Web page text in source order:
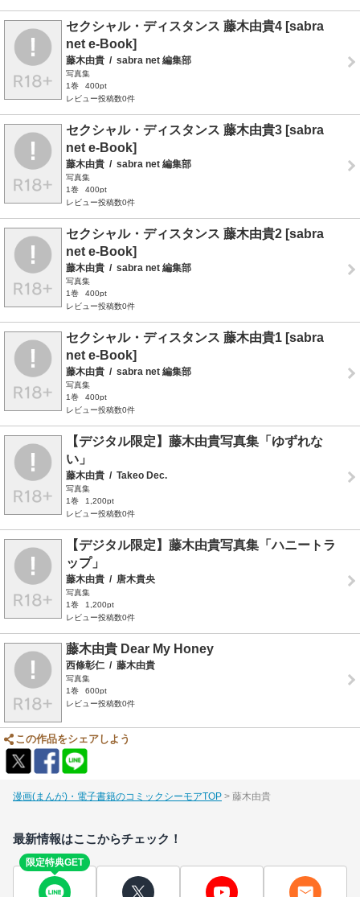
セクシャル・ディスタンス 藤木由貴4 [sabra
net e-Book]
藤木由貴 / sabra net 編集部
写真集
1巻
400pt
レビュー投稿数0件
セクシャル・ディスタンス 藤木由貴3 [sabra
net e-Book]
藤木由貴 / sabra net 編集部
写真集
1巻
400pt
レビュー投稿数0件
セクシャル・ディスタンス 藤木由貴2 [sabra
net e-Book]
藤木由貴 / sabra net 編集部
写真集
1巻
400pt
レビュー投稿数0件
セクシャル・ディスタンス 藤木由貴1 [sabra
net e-Book]
藤木由貴 / sabra net 編集部
写真集
1巻
400pt
レビュー投稿数0件
【デジタル限定】藤木由貴写真集「ゆずれな
い」
藤木由貴 / Takeo Dec.
写真集
1巻
1,200pt
レビュー投稿数0件
【デジタル限定】藤木由貴写真集「ハニートラ
ップ」
藤木由貴 / 唐木貴央
写真集
1巻
1,200pt
レビュー投稿数0件
藤木由貴 Dear My Honey
西條彰仁 / 藤木由貴
写真集
1巻
600pt
レビュー投稿数0件
この作品をシェアしよう
漫画(まんが)・電子書籍のコミックシーモアTOP 藤木由貴
最新情報はここからチェック！
限定特典GET